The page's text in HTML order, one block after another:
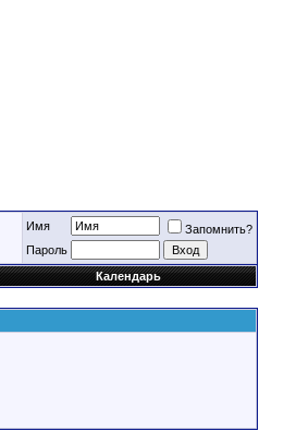
Имя
Запомнить?
Пароль
Календарь